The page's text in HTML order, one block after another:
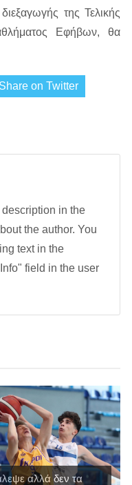
της Τελικής
Εφήβων, θα
Share on Twitter
in the
the author. You
text in the
field in the user
αλλά δεν τα